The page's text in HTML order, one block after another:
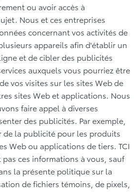
ou avoir accès à
Nous et ces entreprises
concernant vos activités de
appareils afin d'établir un
et de cibler des publicités
auxquels vous pourriez être
vos visites sur les sites Web de
sites Web et applications. Nous
faire appel à diverses
des publicités. Par exemple,
de la publicité pour les produits
Web ou applications de tiers. TCI
ces informations à vous, sauf
la présente politique sur la
de fichiers témoins, de pixels,